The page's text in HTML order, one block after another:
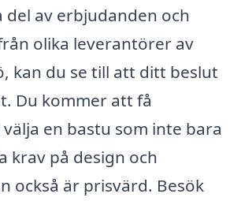
del av erbjudanden och
olika leverantörer av
kan du se till att ditt beslut
Du kommer att få
en bastu som inte bara
krav på design och
också är prisvärd. Besök